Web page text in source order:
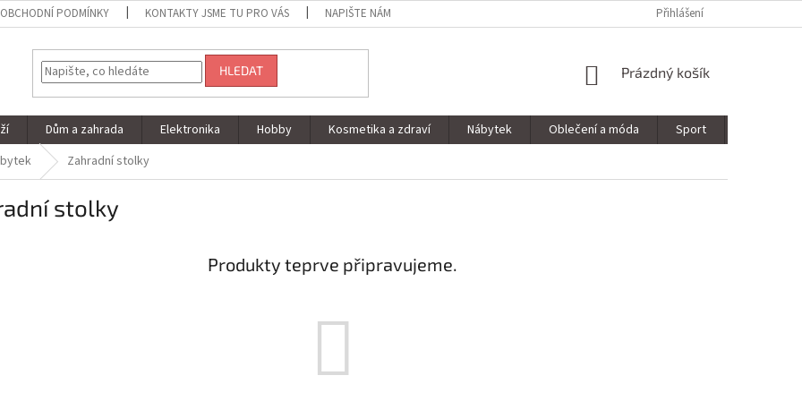
OBCHODNÍ PODMÍNKY KONTAKTY JSME TU PRO VÁS NAPIŠTE NÁM Přihlášení
HLEDAT
NÁKUPNÍ
Prázdný košík
Dům a zahrada Elektronika Hobby Kosmetika a zdraví Nábytek Oblečení a móda Sport
Zahradní stolky
stolky
Produkty teprve připravujeme.